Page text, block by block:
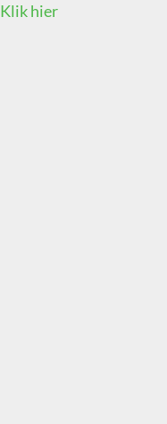
Klik hier